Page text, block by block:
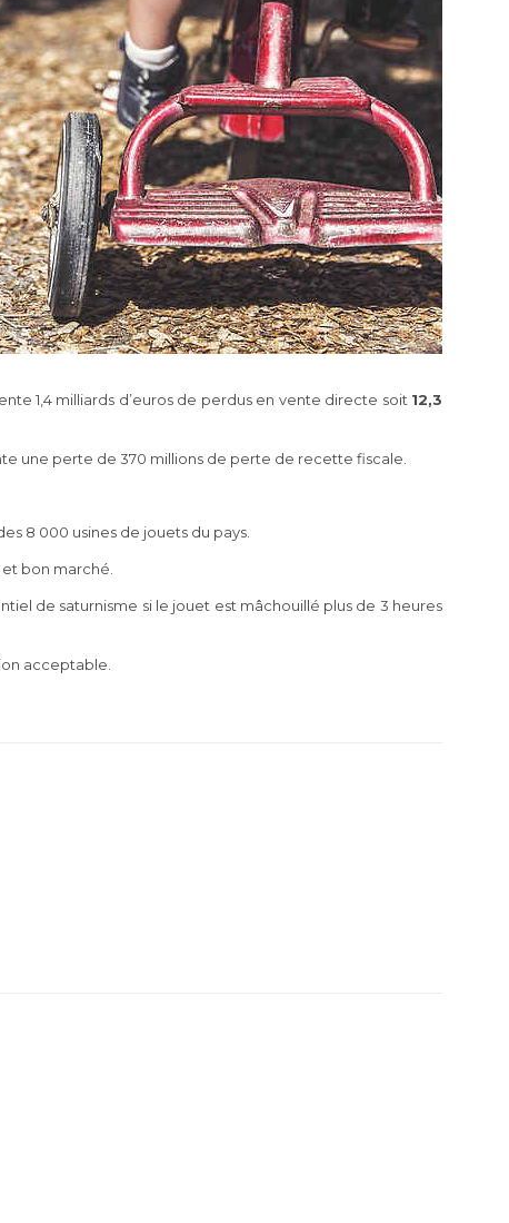
1,4 milliards d’euros de perdus en vente directe soit 12,3
une perte de 370 millions de perte de recette fiscale.
8 000 usines de jouets du pays.
et bon marché.
de saturnisme si le jouet est mâchouillé plus de 3 heures
acceptable.